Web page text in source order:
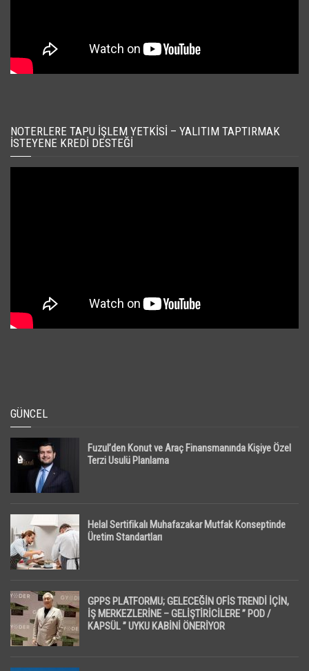
NOTERLERE TAPU İŞLEM YETKISI – YALITIM TAPTIRMAK
İSTEYENE KREDI DESTEĞI
GÜNCEL
Fuzul’den Konut ve Araç Finansmanında Kişiye Özel
Terzi Usulü Planlama
Helal Sertifikalı Muhafazakar Mutfak Konseptinde
Üretim Standartları
GPPS PLATFORMU; GELECEĞİN OFİS TRENDİ İÇİN,
İŞ MERKEZLERİNE – GELİŞTİRİCİLERE ” POD /
KAPSÜL ” UYKU KABİNİ ÖNERİYOR